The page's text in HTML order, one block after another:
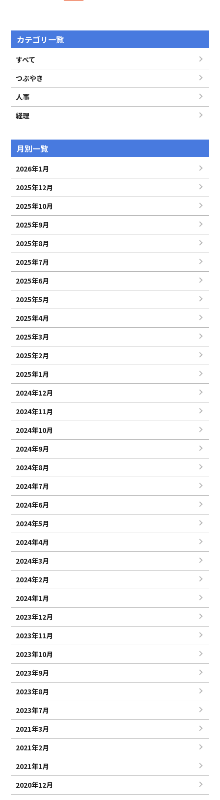
カテゴリ一覧
すべて
つぶやき
人事
経理
月別一覧
2026年1月
2025年12月
2025年10月
2025年9月
2025年8月
2025年7月
2025年6月
2025年5月
2025年4月
2025年3月
2025年2月
2025年1月
2024年12月
2024年11月
2024年10月
2024年9月
2024年8月
2024年7月
2024年6月
2024年5月
2024年4月
2024年3月
2024年2月
2024年1月
2023年12月
2023年11月
2023年10月
2023年9月
2023年8月
2023年7月
2021年3月
2021年2月
2021年1月
2020年12月